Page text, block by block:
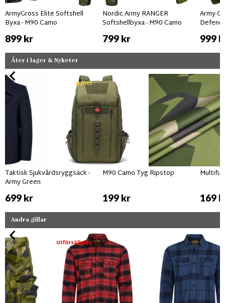
ArmyGross Elite Softshell
Byxa - M90 Camo
899 kr
Nordic Army RANGER
Softshellbyxa - M90 Camo
799 kr
Army
999
Åter i lager & Nyheter
Nyhet
Taktisk Sjukvårdsryggsäck -
Army Green
699 kr
M90 Camo Tyg Ripstop
199 kr 169
Andra gillar
Utförsäljning